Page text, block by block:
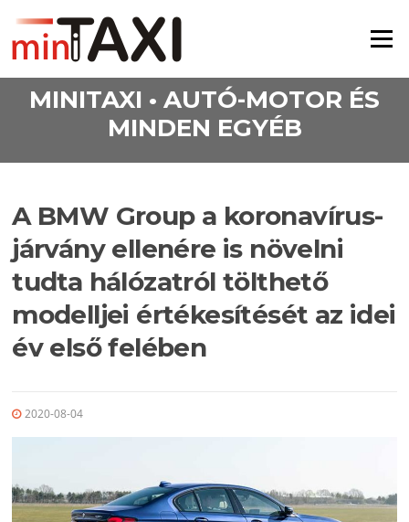
Menü
MINITAXI • AUTÓ-MOTOR ÉS
MINDEN EGYÉB
A BMW Group a koronavírus-
járvány ellenére is növelni
tudta hálózatról tölthető
modelljei értékesítését az idei
év első felében
2020-08-04